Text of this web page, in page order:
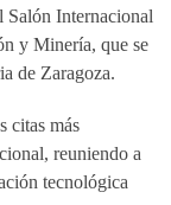
Salón Internacional
y Minería, que se
de Zaragoza.
citas más
reuniendo a
tecnológica